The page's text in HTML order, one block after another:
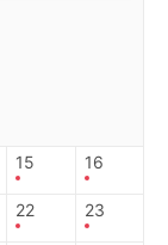
15 16
22 23